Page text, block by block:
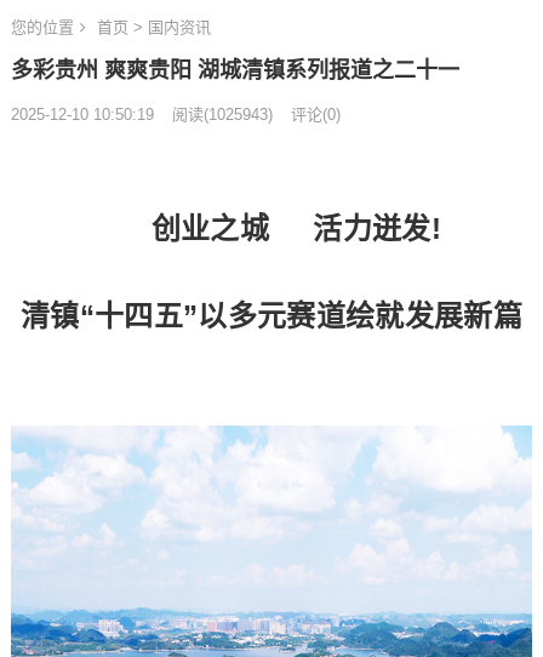
您的位置 首页 > 国内资讯
多彩贵州 爽爽贵阳 湖城清镇系列报道之二十一
2025-12-10 10:50:19 阅读(1025943) 评论(0)
创业之城 活力迸发!
清镇“十四五”以多元赛道绘就发展新篇​